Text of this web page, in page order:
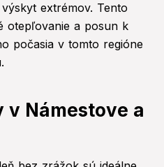
extrémov. Tento
otepľovanie a posun k
počasia v tomto regióne
Námestove a